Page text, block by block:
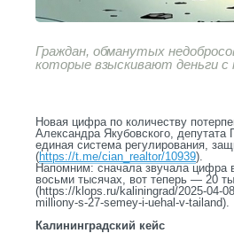
Граждан, обманутых
которые взыскивают деньги
Новая цифра по количеству
Александра Якубовского,
единая система регулирования,
(https://t.me/cian_realtor/10939).
Напомним: сначала звучала цифра
восьми тысячах, вот теперь — 20
(https://klops.ru/kaliningrad/2025-04-
milliony-s-27-semey-i-uehal-v-tailand).
Калининградский кейс